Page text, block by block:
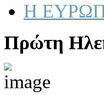
Η
Πρώτη